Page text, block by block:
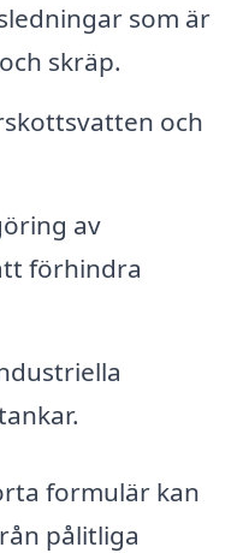
som är
skräp.
och
av
förhindra
formulär kan
pålitliga